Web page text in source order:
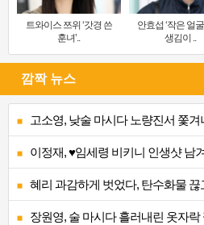
트와이스 쯔위 ‘갓경 쓴
훈녀’..
안효섭 ‘작은 얼
생김이 ..
깜짝 뉴스
고소영, 낮술 마시다 노량진서 쫓겨
이정재, ♥임세령 비키니 인생샷 남
혜리 과감하게 벗었다, 탄수화물 끊
장원영, 술 마시다 흘러내린 옷자